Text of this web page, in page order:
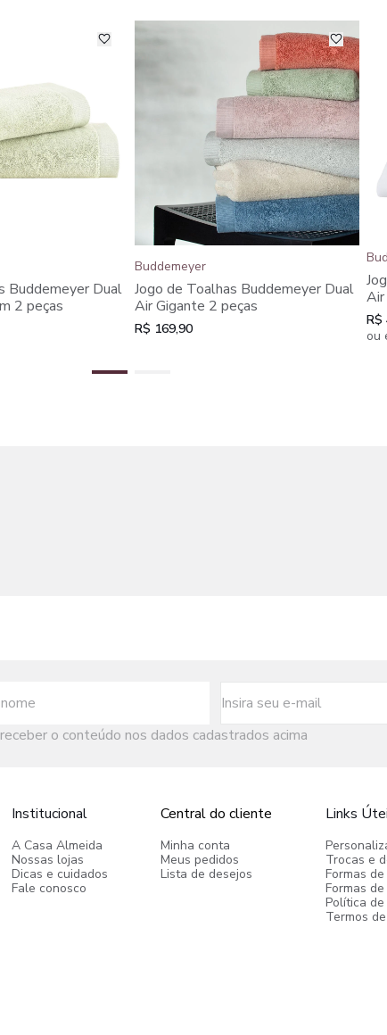
Buddemeyer Dual
2 peças
Buddemeyer
Jogo de Toalhas Buddemeyer Dual
Air Gigante 2 peças
R$ 169,90
Air
R$
ou
o conteúdo nos dados cadastrados acima
Institucional
A Casa Almeida
Nossas lojas
Dicas e cuidados
Fale conosco
Central do cliente
Minha conta
Meus pedidos
Lista de desejos
Links
Trocas e
Formas
Formas
Política
Termos